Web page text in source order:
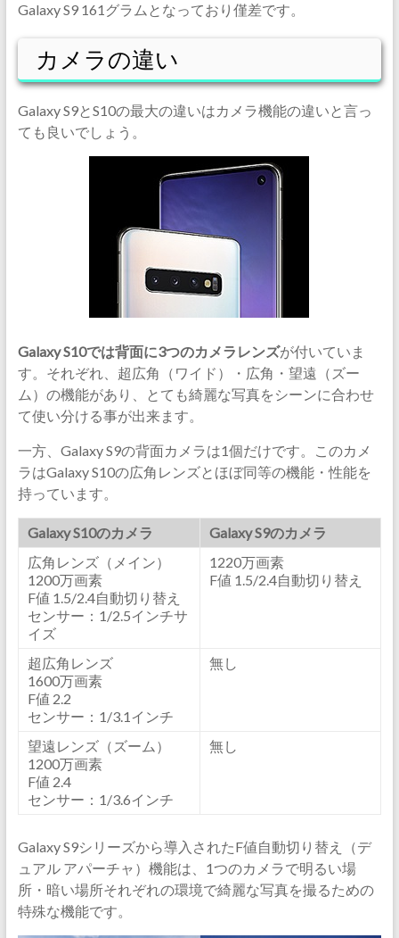
Galaxy S9 161グラムとなっており僅差です。
カメラの違い
Galaxy S9とS10の最大の違いはカメラ機能の違いと言っ
ても良いでしょう。
Galaxy S10では背面に3つのカメラレンズが付いていま
す。それぞれ、超広角（ワイド）・広角・望遠（ズー
ム）の機能があり、とても綺麗な写真をシーンに合わせ
て使い分ける事が出来ます。
一方、Galaxy S9の背面カメラは1個だけです。このカメ
ラはGalaxy S10の広角レンズとほぼ同等の機能・性能を
持っています。
Galaxy S10のカメラ
Galaxy S9のカメラ
広角レンズ（メイン）
1200万画素
F値 1.5/2.4自動切り替え
センサー：1/2.5インチサ
イズ
1220万画素
F値 1.5/2.4自動切り替え
超広角レンズ
1600万画素
F値 2.2
センサー：1/3.1インチ
無し
望遠レンズ（ズーム）
1200万画素
F値 2.4
センサー：1/3.6インチ
無し
Galaxy S9シリーズから導入されたF値自動切り替え（デ
ュアル アパーチャ）機能は、1つのカメラで明るい場
所・暗い場所それぞれの環境で綺麗な写真を撮るための
特殊な機能です。